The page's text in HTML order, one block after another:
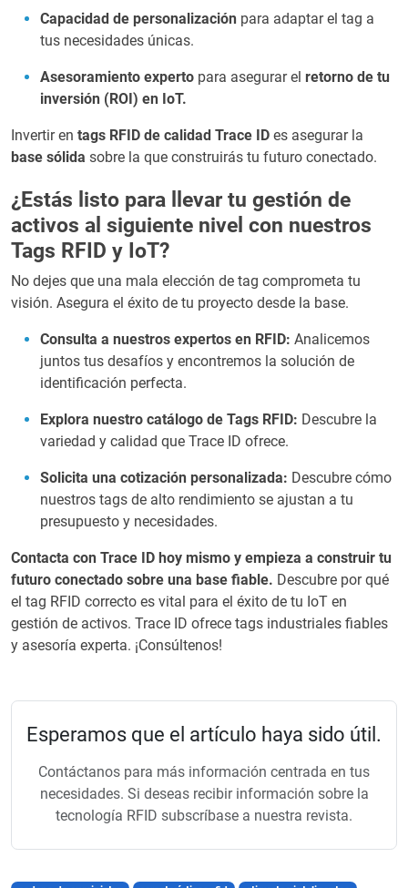
Capacidad de personalización para adaptar el tag a
tus necesidades únicas.
Asesoramiento experto para asegurar el retorno de tu
inversión (ROI) en IoT.
Invertir en tags RFID de calidad Trace ID es asegurar la
base sólida sobre la que construirás tu futuro conectado.
¿Estás listo para llevar tu gestión de
activos al siguiente nivel con nuestros
Tags RFID y IoT?
No dejes que una mala elección de tag comprometa tu
visión. Asegura el éxito de tu proyecto desde la base.
Consulta a nuestros expertos en RFID: Analicemos
juntos tus desafíos y encontremos la solución de
identificación perfecta.
Explora nuestro catálogo de Tags RFID: Descubre la
variedad y calidad que Trace ID ofrece.
Solicita una cotización personalizada: Descubre cómo
nuestros tags de alto rendimiento se ajustan a tu
presupuesto y necesidades.
Contacta con Trace ID hoy mismo y empieza a construir tu
futuro conectado sobre una base fiable. Descubre por qué
el tag RFID correcto es vital para el éxito de tu IoT en
gestión de activos. Trace ID ofrece tags industriales fiables
y asesoría experta. ¡Consúltenos!
Esperamos que el artículo haya sido útil.
Contáctanos para más información centrada en tus
necesidades. Si deseas recibir información sobre la
tecnología RFID subscríbase a nuestra revista.